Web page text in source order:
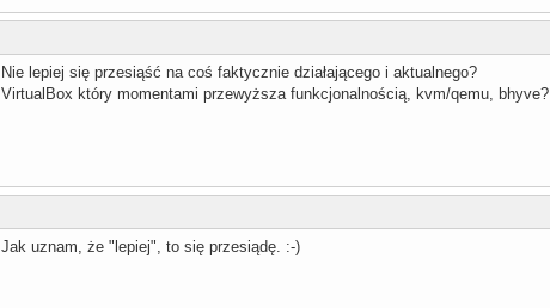
Nie lepiej się przesiąść na coś faktycznie działającego i aktualnego?
VirtualBox który momentami przewyższa funkcjonalnością, kvm/qemu, bhyve?
Jak uznam, że "lepiej", to się przesiądę. :-)